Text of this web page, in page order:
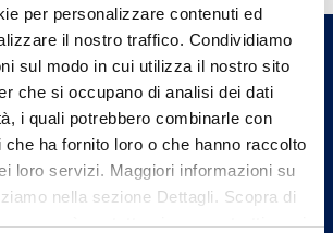
per personalizzare contenuti ed
il nostro traffico. Condividiamo
sul modo in cui utilizza il nostro sito
che si occupano di analisi dei dati
i quali potrebbero combinarle con
ha fornito loro o che hanno raccolto
loro servizi. Maggiori informazioni su
nella sezione Dettagli. Scopra di
può contattarci e come trattiamo i